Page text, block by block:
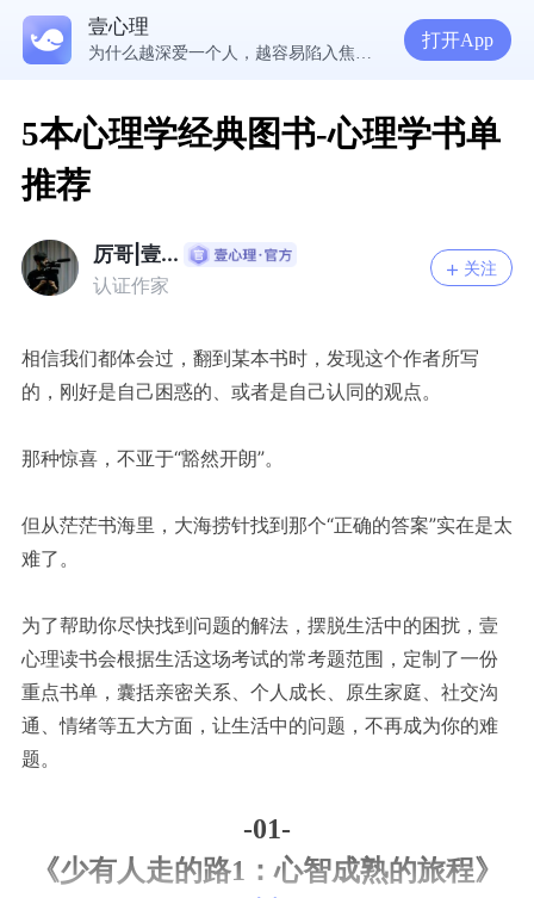
壹心理
5300万人在这里获得专业心理帮助
打开App
5本心理学经典图书-心理学书单
推荐
厉哥|壹...
认证作家
关注
相信我们都体会过，翻到某本书时，发现这个作者所写
的，刚好是自己困惑的、或者是自己认同的观点。
那种惊喜，不亚于“豁然开朗”。
但从茫茫书海里，大海捞针找到那个“正确的答案”实在是太
难了。
为了帮助你尽快找到问题的解法，摆脱生活中的困扰，壹
心理读书会根据生活这场考试的常考题范围，定制了一份
重点书单，囊括亲密关系、个人成长、原生家庭、社交沟
通、情绪等五大方面，让生活中的问题，不再成为你的难
题。
-01-
《少有人走的路1：心智成熟的旅程》